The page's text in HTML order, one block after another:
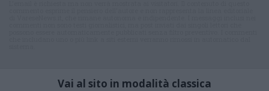
Vai al sito in modalità classica